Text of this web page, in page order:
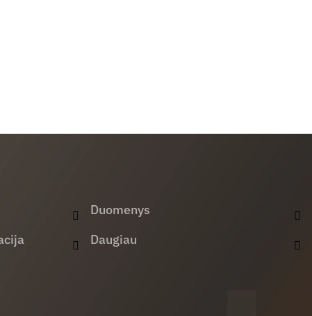
Duomenys
Daugiau